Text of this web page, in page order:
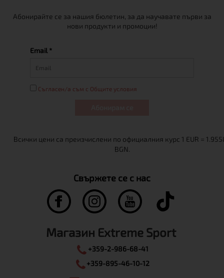
Абонирайте се за нашия бюлетин, за да научавате първи за
нови продукти и промоции!
Email *
Съгласен/а съм с Общите условия
Свържете се с нас
Магазин Extreme Sport
+359-2-986-68-41
+359-895-46-10-12